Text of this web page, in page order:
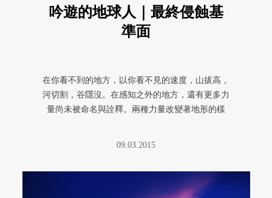
吟遊的地球人｜最終侵蝕基
準面
在你看不到的地方，以你看不見的速度，山拔高，
河切割，谷隱沒。在感知之外的地方，還有更多力
量尚未被命名與詮釋。兩種力量改變著地形的樣
09.03.2015